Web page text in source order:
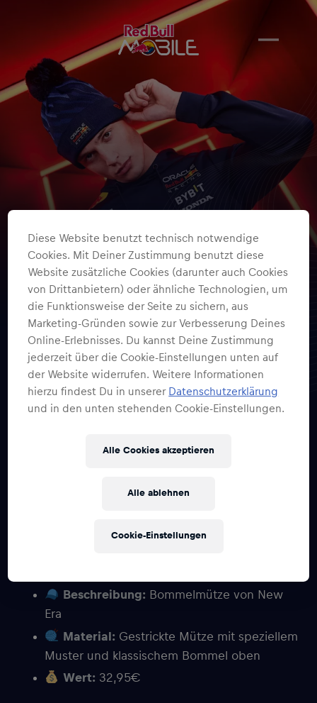
10×1 Red Bull Racing
Bommelmütze
Bleib warm und stylisch mit der New Era
Beschreibung: Bommelmütze von New
Era
Material: Gestrickte Mütze mit speziellem
Muster und klassischem Bommel oben
Wert: 32,95€
Diese Website benutzt technisch notwendige
Cookies. Mit Deiner Zustimmung benutzt diese
Website zusätzliche Cookies (darunter auch Cookies
von Drittanbietern) oder ähnliche Technologien, um
die Funktionsweise der Seite zu sichern, aus
Marketing-Gründen sowie zur Verbesserung Deines
Online-Erlebnisses. Du kannst Deine Zustimmung
jederzeit über die Cookie-Einstellungen unten auf
der Website widerrufen. Weitere Informationen
hierzu findest Du in unserer Datenschutzerklärung
und in den unten stehenden Cookie-Einstellungen.
Alle ablehnen
Alle Cookies akzeptieren
Cookie-Einstellungen